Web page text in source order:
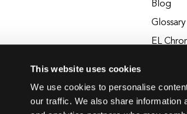
This website uses cookies
We use cookies to personalise
our traffic. We also share information
Blog
Glossary
EL